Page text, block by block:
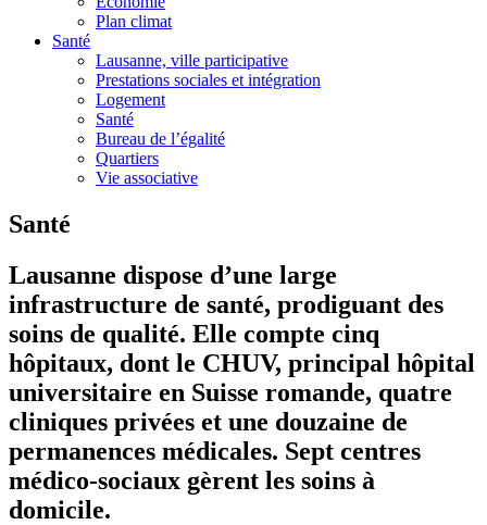
Plan climat
Santé
Lausanne, ville participative
Prestations sociales et intégration
Logement
Santé
Bureau de l’égalité
Quartiers
Vie associative
Santé
Lausanne dispose d’une large
infrastructure de santé, prodiguant des
soins de qualité. Elle compte cinq
hôpitaux, dont le CHUV, principal hôpital
universitaire en Suisse romande, quatre
cliniques privées et une douzaine de
permanences médicales. Sept centres
médico-sociaux gèrent les soins à
domicile.